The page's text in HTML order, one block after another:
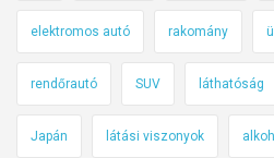
elektromos autó rakomány
rendőrautó SUV láthatóság
Japán látási viszonyok